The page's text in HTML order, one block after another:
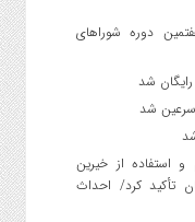
دوره شوراهای
شد
شد
و استفاده از خیرین
تأکید کرد/ احداث